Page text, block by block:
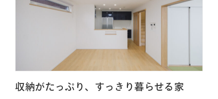
収納がたっぷり、すっきり暮らせる家